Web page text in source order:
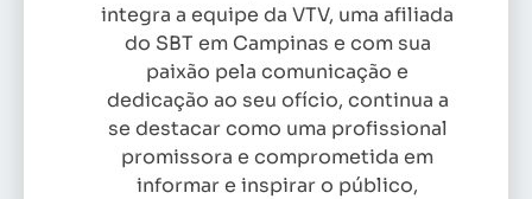
integra a equipe da VTV, uma afiliada
do SBT em Campinas e com sua
paixão pela comunicação e
dedicação ao seu ofício, continua a
se destacar como uma profissional
promissora e comprometida em
informar e inspirar o público,